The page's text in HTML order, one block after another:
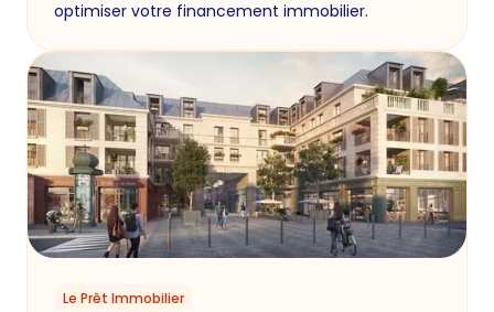
optimiser votre financement immobilier.
Le Prêt Immobilier